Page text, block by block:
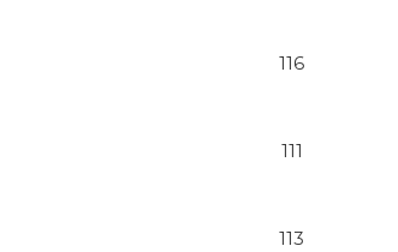
116
111
113